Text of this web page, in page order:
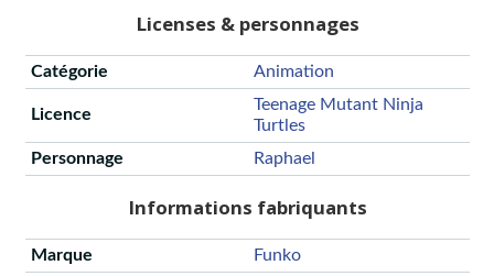
Licenses & personnages
Catégorie Animation
Licence
Teenage Mutant Ninja
Turtles
Personnage
Raphael
Informations fabriquants
Marque Funko